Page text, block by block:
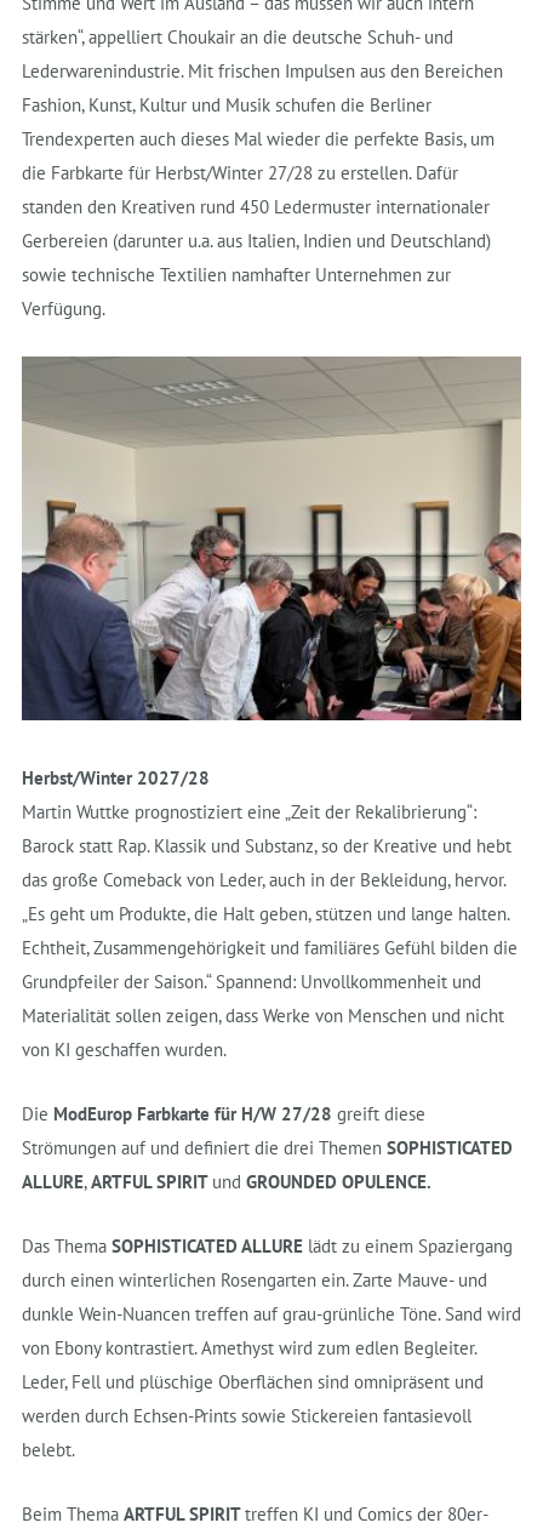
stärken“, appelliert Choukair an die deutsche Schuh- und
Lederwarenindustrie. Mit frischen Impulsen aus den Bereichen
Fashion, Kunst, Kultur und Musik schufen die Berliner
Trendexperten auch dieses Mal wieder die perfekte Basis, um
die Farbkarte für Herbst/Winter 27/28 zu erstellen. Dafür
standen den Kreativen rund 450 Ledermuster internationaler
Gerbereien (darunter u.a. aus Italien, Indien und Deutschland)
sowie technische Textilien namhafter Unternehmen zur
Verfügung.
Herbst/Winter 2027/28
Martin Wuttke prognostiziert eine „Zeit der Rekalibrierung“:
Barock statt Rap. Klassik und Substanz, so der Kreative und hebt
das große Comeback von Leder, auch in der Bekleidung, hervor.
„Es geht um Produkte, die Halt geben, stützen und lange halten.
Echtheit, Zusammengehörigkeit und familiäres Gefühl bilden die
Grundpfeiler der Saison.“ Spannend: Unvollkommenheit und
Materialität sollen zeigen, dass Werke von Menschen und nicht
von KI geschaffen wurden.
Die ModEurop Farbkarte für H/W 27/28 greift diese
Strömungen auf und definiert die drei Themen SOPHISTICATED
ALLURE,ARTFUL SPIRIT und GROUNDED OPULENCE.
Das Thema SOPHISTICATED ALLURElädt zu einem Spaziergang
durch einen winterlichen Rosengarten ein. Zarte Mauve- und
dunkle Wein-Nuancen treffen auf grau-grünliche Töne. Sand wird
von Ebony kontrastiert. Amethyst wird zum edlen Begleiter.
Leder, Fell und plüschige Oberflächen sind omnipräsent und
werden durch Echsen-Prints sowie Stickereien fantasievoll
belebt.
Beim Thema ARTFUL SPIRITtreffen KI und Comics der 80er-